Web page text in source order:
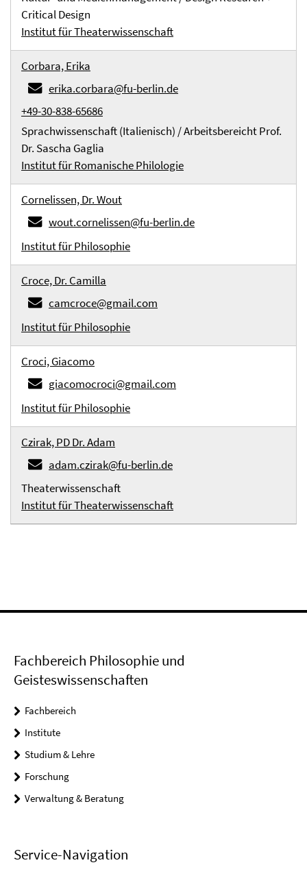
Critical Design
Institut für Theaterwissenschaft
Corbara, Erika
erika.corbara@fu-berlin.de
+49-30-838-65686
Sprachwissenschaft (Italienisch) / Arbeitsbereicht Prof.
Dr. Sascha Gaglia
Institut für Romanische Philologie
Cornelissen, Dr. Wout
wout.cornelissen@fu-berlin.de
Institut für Philosophie
Croce, Dr. Camilla
camcroce@gmail.com
Institut für Philosophie
Croci, Giacomo
giacomocroci@gmail.com
Institut für Philosophie
Czirak, PD Dr. Adam
adam.czirak@fu-berlin.de
Theaterwissenschaft
Institut für Theaterwissenschaft
Fachbereich Philosophie und
Geisteswissenschaften
Fachbereich
Institute
Studium & Lehre
Forschung
Verwaltung & Beratung
Service-Navigation